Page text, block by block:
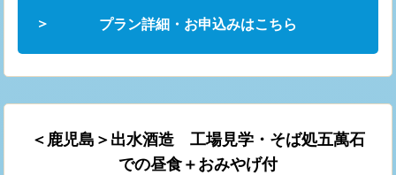
プラン詳細・お申込みはこちら
＜鹿児島＞出水酒造 工場見学・そば処五萬石
での昼食＋おみやげ付